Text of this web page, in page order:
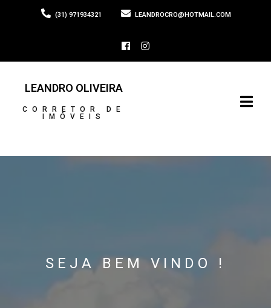
(31) 971934321 LEANDROCRO@HOTMAIL.COM
LEANDRO OLIVEIRA
CORRETOR DE
IMÓVEIS
SEJA BEM VINDO !